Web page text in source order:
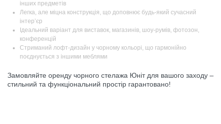
інших предметів
Легка, але міцна конструкція, що доповнює будь-який сучасний
інтер’єр
Ідеальний варіант для виставок, магазинів, шоу-румів, фотозон,
конференцій
Стриманий лофт-дизайн у чорному кольорі, що гармонійно
поєднується з іншими меблями
Замовляйте оренду чорного стелажа Юніт для вашого заходу –
стильний та функціональний простір гарантовано!